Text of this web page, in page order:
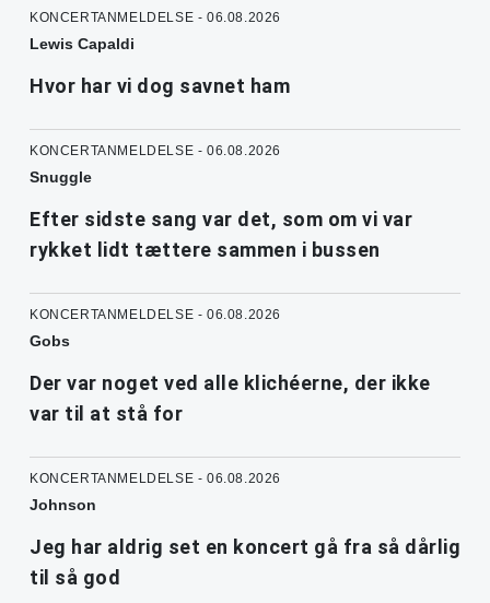
KONCERTANMELDELSE - 06.08.2026
Lewis Capaldi
Hvor har vi dog savnet ham
KONCERTANMELDELSE - 06.08.2026
Snuggle
Efter sidste sang var det, som om vi var
rykket lidt tættere sammen i bussen
KONCERTANMELDELSE - 06.08.2026
Gobs
Der var noget ved alle klichéerne, der ikke
var til at stå for
KONCERTANMELDELSE - 06.08.2026
Johnson
Jeg har aldrig set en koncert gå fra så dårlig
til så god